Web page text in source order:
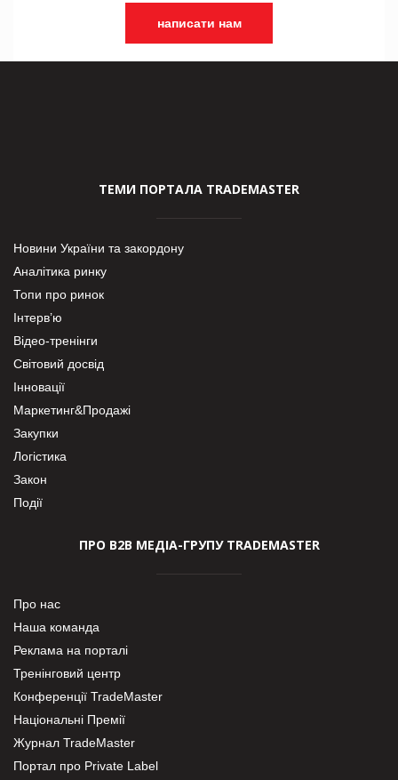
написати нам
ТЕМИ ПОРТАЛА TRADEMASTER
Новини України та закордону
Аналітика ринку
Топи про ринок
Інтерв’ю
Відео-тренінги
Світовий досвід
Інновації
Маркетинг&Продажі
Закупки
Логістика
Закон
Події
ПРО В2В МЕДІА-ГРУПУ TRADEMASTER
Про нас
Наша команда
Реклама на порталі
Тренінговий центр
Конференції TradeMaster
Національні Премії
Журнал TradeMaster
Портал про Private Label